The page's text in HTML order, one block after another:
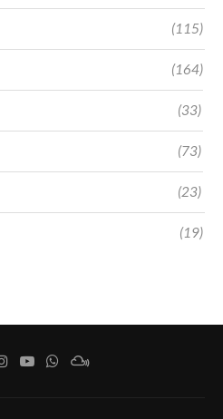
(115)
(164)
(33)
(73)
(23)
(19)